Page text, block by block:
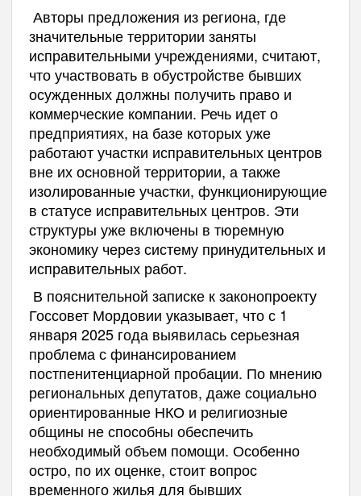
Авторы предложения из региона, где
значительные территории заняты
исправительными учреждениями, считают,
что участвовать в обустройстве бывших
осужденных должны получить право и
коммерческие компании. Речь идет о
предприятиях, на базе которых уже
работают участки исправительных центров
вне их основной территории, а также
изолированные участки, функционирующие
в статусе исправительных центров. Эти
структуры уже включены в тюремную
экономику через систему принудительных и
исправительных работ.
В пояснительной записке к законопроекту
Госсовет Мордовии указывает, что с 1
января 2025 года выявилась серьезная
проблема с финансированием
постпенитенциарной пробации. По мнению
региональных депутатов, даже социально
ориентированные НКО и религиозные
общины не способны обеспечить
необходимый объем помощи. Особенно
остро, по их оценке, стоит вопрос
временного жилья для бывших